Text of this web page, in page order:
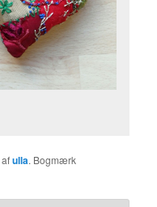
afulla. Bogmærk